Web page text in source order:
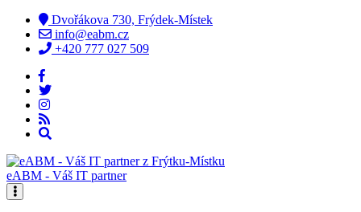
Dvořákova 730, Frýdek-Místek
info@eabm.cz
+420 777 027 509
eABM - Váš IT partner